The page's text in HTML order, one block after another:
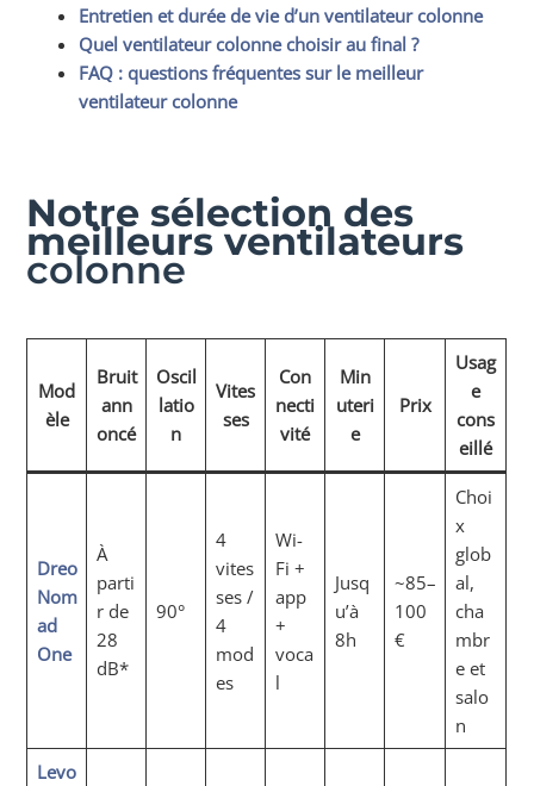
Entretien et durée de vie d’un ventilateur colonne
Quel ventilateur colonne choisir au final ?
FAQ : questions fréquentes sur le meilleur
ventilateur colonne
Notre sélection des
meilleurs ventilateurs
colonne
Mod
èle
Bruit
ann
oncé
Oscil
latio
n
Vites
ses
Con
necti
vité
Min
uteri
e
Prix
Usag
e
cons
eillé
Dreo
Nom
ad
One
À
parti
r de
28
dB*
90°
4
vites
ses /
4
mod
es
Wi-
Fi +
app
+
voca
l
Jusq
u’à
8h
~85–
100
€
Choi
x
glob
al,
cha
mbr
e et
salo
n
Levo